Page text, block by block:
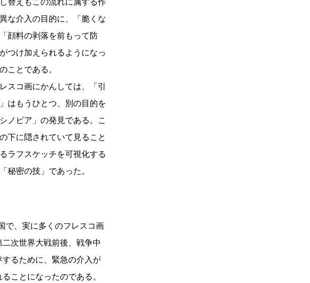
替えもこの流れに属する作
な介入の目的に、「脆くな
顔料の剥落を前もって防
つけ加えられるようになっ
ことである。
スコ画にかんしては、「引
はもうひとつ、別の目的を
ノピア」の発見である。こ
下に隠されていて見ること
ラフスケッチを可視化する
秘密の技」であった。
で、実に多くのフレスコ画
次世界大戦前後、戦争中
るために、緊急の介入が
ことになったのである。